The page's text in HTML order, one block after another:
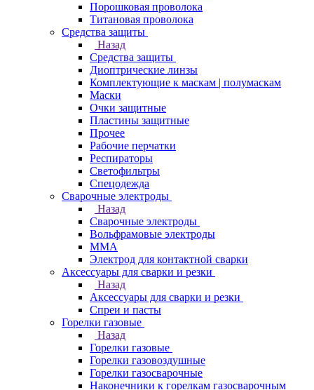
Порошковая проволока
Титановая проволока
Средства защиты
Назад
Средства защиты
Диоптрические линзы
Комплектующие к маскам | полумаскам
Маски
Очки защитные
Пластины защитные
Прочее
Рабочие перчатки
Респираторы
Светофильтры
Спецодежда
Сварочные электроды
Назад
Сварочные электроды
Вольфрамовые электроды
ММА
Электрод для контактной сварки
Аксессуары для сварки и резки
Назад
Аксессуары для сварки и резки
Спреи и пасты
Горелки газовые
Назад
Горелки газовые
Горелки газовоздушные
Горелки газосварочные
Наконечники к горелкам газосварочным